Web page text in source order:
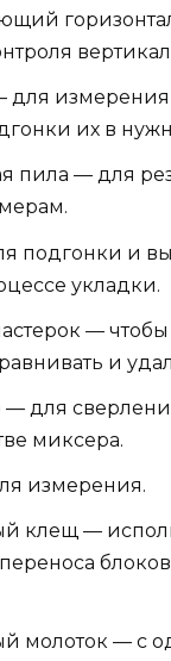
для
их в
пила — для
подгонки и
укладки.
— чтобы
и
для
миксера.
измерения.
клещ —
молоток — с